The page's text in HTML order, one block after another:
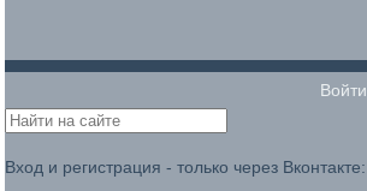
Войти
Вход и регистрация - только через Вконтакте: